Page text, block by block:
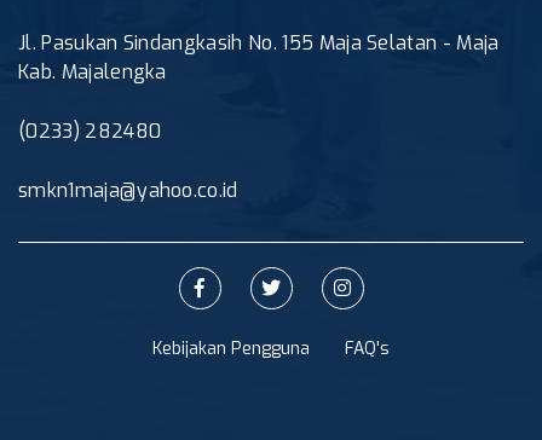
Jl. Pasukan Sindangkasih No. 155 Maja Selatan - Maja
Kab. Majalengka
(0233) 282480
smkn1maja@yahoo.co.id
Kebijakan Pengguna FAQ's